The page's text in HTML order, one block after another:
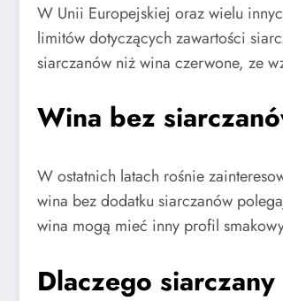
W Unii Europejskiej oraz wielu
limitów dotyczących zawartości
siarczanów niż wina czerwone, ze
Wina bez
W ostatnich latach rośnie
wina bez dodatku siarczanów
wina mogą mieć inny profil
Dlaczego